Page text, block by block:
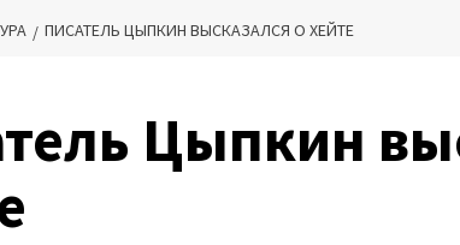
ПИСАТЕЛЬ ЦЫПКИН ВЫСКАЗАЛСЯ О ХЕЙТЕ
Цыпкин